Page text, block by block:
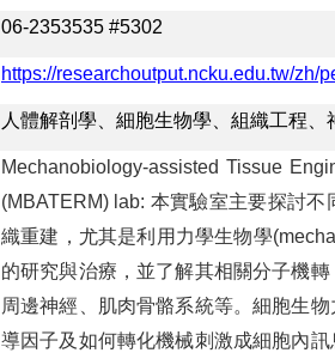
06-2353535 #5302
https://researchoutput.ncku.edu.tw/zh/
人體解剖學、細胞生物學、組織工程
Mechanobiology-assisted Tissue
(MBATERM) lab: 本實驗室主要探討不
織重建，尤其是利用力學生物學
的研究與治療，並了解其相關分子機
周邊神經、肌肉骨骼系統等。細胞生
導因子及如何轉化機械刺激成細胞內